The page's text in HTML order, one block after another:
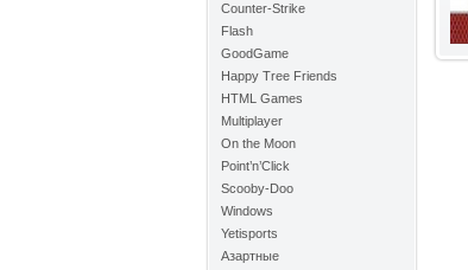
Counter-Strike
Flash
GoodGame
Happy Tree Friends
HTML Games
Multiplayer
On the Moon
Point’n’Click
Scooby-Doo
Windows
Yetisports
Азартные